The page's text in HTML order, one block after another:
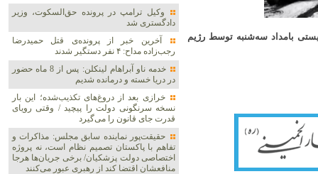
بامداد سه‌شنبه توسط رژیم
وکیل ترامپ در پرونده حق‌السکوت، وزیر
دادگستری شد
آخرین خبر از پرونده‌ی قتل حمیدرضا
رجب‌زاده مداح: ۴ نفر دستگیر شدند
خدمه ناو آبراهام لینکلن: پس از 8 ماه حضور
در دریا خسته و درمانده‌ شدیم
خرازی بعد از دروغ‌های تکذیب‌شده؛ این بار
نسخه سرنگونی دولت را پیچید / وقتی رویای
قدرت جای قانون را می‌گیرد
حقیقت‌پور نماینده سابق مجلس: مذاکرات و
تفاهم با پاکستان تصمیم نظام است، نه پروژه
اختصاصی دولت پزشکیان/ برخی جریان‌ها هرجا
منافعشان اقتضا کند از رهبری عبور می‌کنند